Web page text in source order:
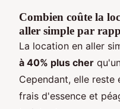
Combien coûte la
aller simple par
La location en aller
à 40% plus cher
Cependant, elle reste
frais d'essence et